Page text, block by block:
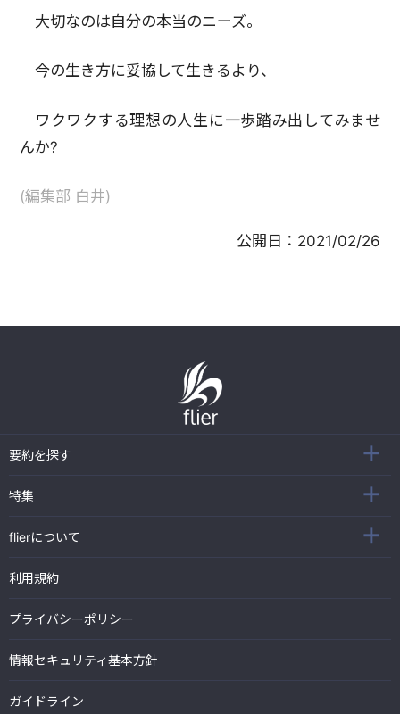
大切なのは自分の本当のニーズ。
今の生き方に妥協して生きるより、
ワクワクする理想の人生に一歩踏み出してみませ
んか?
(編集部 白井)
公開日： 2021/02/26
要約を探す
特集
flierについて
利用規約
プライバシーポリシー
情報セキュリティ基本方針
ガイドライン